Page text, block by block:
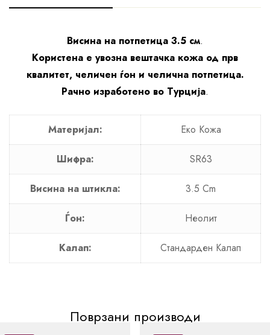
Висина на потпетица 3.5 см.
Користена е увозна вештачка кожа од прв
квалитет, челичен ѓон и челична потпетица.
Рачно изработено во Турција.
Материјал: Еко Кожa
Шифра: SR63
Висина на штикла: 3.5 Cm
Ѓон: Неолит
Калап: Стандарден Калап
Поврзани производи